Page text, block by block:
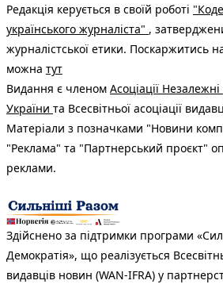
Редакція керується в своїй роботі
українського журналіста" ,
журналістської етики. Поскаржитись
можна тут
Видання є членом Асоціації
України та Всесвітньої асоціації
Матеріали з позначками "Новини
"Реклама" та "Партнерський проєкт"
реклами.
Здійснено за підтримки програми
Демократія», що реалізується
видавців новин (WAN-IFRA) у